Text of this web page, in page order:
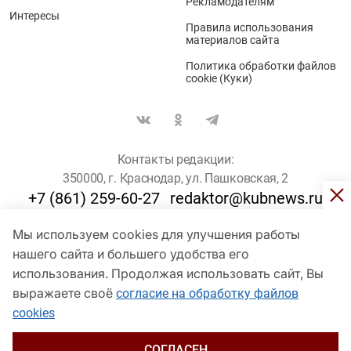
Мы используем cookies для улучшения работы
нашего сайта и большего удобства его
использования. Продолжая использовать сайт, Вы
выражаете своё согласие на обработку файлов
cookies
Интересы
Правила использования
материалов сайта
Политика обработки файлов
cookie (Куки)
Контакты редакции:
350000, г. Краснодар, ул. Пашковская, 2
+7 (861) 259-60-27 redaktor@kubnews.ru
Для пользователей старше 16 лет
© Кубанские Новости, 2017
Сетевое издание «kubnews» зарегистрировано Федеральной
службой по надзору в сфере связи, информационных технологий
и массовых коммуникаций (Роскомнадзор). Регистрационный